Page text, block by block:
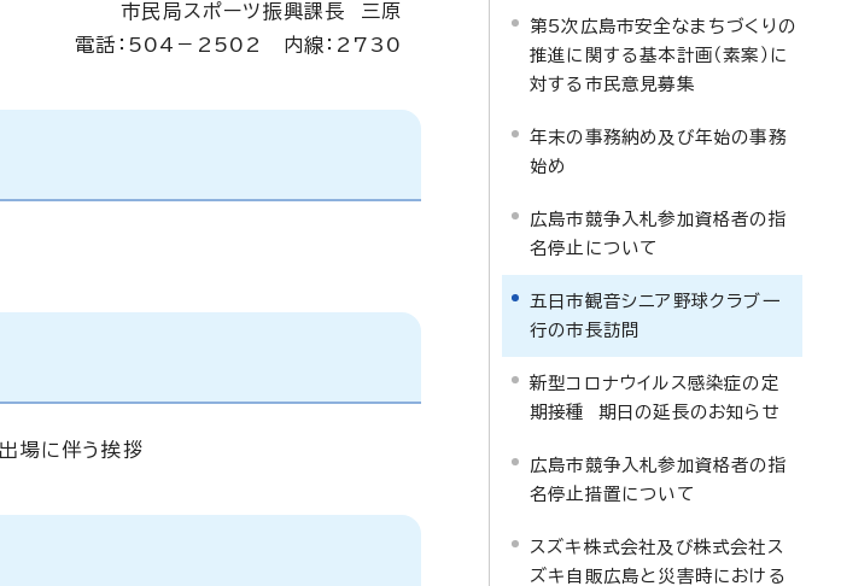
市民局スポーツ振興課長 三原
電話：504－2502 内線：2730
場に伴う挨拶
第5次広島市安全なまちづくりの
推進に関する基本計画（素案）に
対する市民意見募集
年末の事務納め及び年始の事務
始め
広島市競争入札参加資格者の指
名停止について
五日市観音シニア野球クラブ一
行の市長訪問
新型コロナウイルス感染症の定
期接種 期日の延長のお知らせ
広島市競争入札参加資格者の指
名停止措置について
スズキ株式会社及び株式会社ス
ズキ自販広島と災害時における